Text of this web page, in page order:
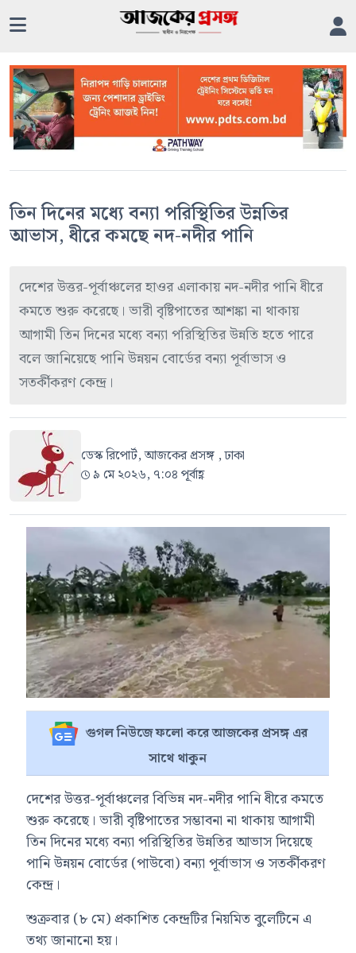
তিন দিনের মধ্যে বন্যা পরিস্থিতির উন্নতির
আভাস, ধীরে কমছে নদ-নদীর পানি
দেশের উত্তর-পূর্বাঞ্চলের হাওর এলাকায় নদ-নদীর পানি ধীরে
কমতে শুরু করেছে। ভারী বৃষ্টিপাতের আশঙ্কা না থাকায়
আগামী তিন দিনের মধ্যে বন্যা পরিস্থিতির উন্নতি হতে পারে
বলে জানিয়েছে পানি উন্নয়ন বোর্ডের বন্যা পূর্বাভাস ও
সতর্কীকরণ কেন্দ্র।
ডেস্ক রিপোর্ট, আজকের প্রসঙ্গ , ঢাকা
৯ মে ২০২৬, ৭:০৪ পূর্বাহ্ণ
গুগল নিউজে ফলো করে আজকের প্রসঙ্গ এর
সাথে থাকুন
দেশের উত্তর-পূর্বাঞ্চলের বিভিন্ন নদ-নদীর পানি ধীরে কমতে
শুরু করেছে। ভারী বৃষ্টিপাতের সম্ভাবনা না থাকায় আগামী
তিন দিনের মধ্যে বন্যা পরিস্থিতির উন্নতির আভাস দিয়েছে
পানি উন্নয়ন বোর্ডের (পাউবো) বন্যা পূর্বাভাস ও সতর্কীকরণ
কেন্দ্র।
শুক্রবার (৮ মে) প্রকাশিত কেন্দ্রটির নিয়মিত বুলেটিনে এ
তথ্য জানানো হয়।